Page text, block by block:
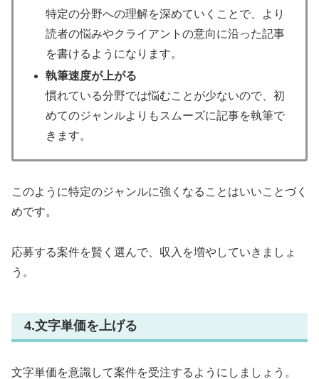
特定の分野への理解を深めていくことで、より
読者の悩みやクライアントの意向に沿った記事
を書けるようになります。
執筆速度が上がる
慣れている分野では悩むことが少ないので、初
めてのジャンルよりもスムーズに記事を執筆で
きます。
このように特定のジャンルに強くなることはいいことづく
めです。
応募する案件を賢く選んで、収入を増やしていきましょ
う。
4.文字単価を上げる
文字単価を意識して案件を受注するようにしましょう。